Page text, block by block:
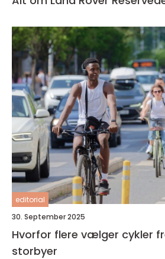
editorial
30. September 2025
Hvorfor flere vælger cykler
storbyer